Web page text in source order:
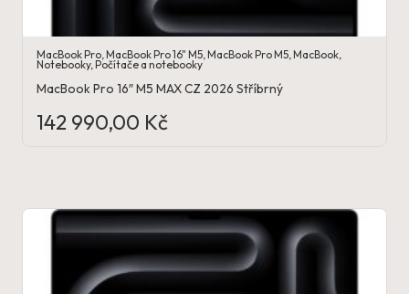
MacBook Pro ,MacBook Pro 16" M5 ,MacBook Pro M5 ,MacBook
Notebooky,Počítače a notebooky
MacBook Pro 16″ M5 MAX CZ 2026 Stříbrný
142 990,00 Kč